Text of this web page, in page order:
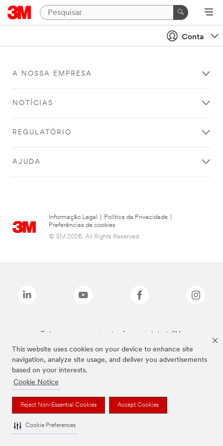
This website uses cookies on your device to enhance site
navigation, analyze site usage, and deliver you advertisements
based on your interests.
Cookie Notice
Reject Non-Essential Cookies Accept Cookies
Cookie Preferences
Conta
A NOSSA EMPRESA
NOTÍCIAS
REGULATÓRIO
AJUDA
Informação Legal Política da Privacidade
Preferências de cookies
© 3M 2026. All Rights Reserved.
Todas as marcas mencionadas são propriedade da 3M.